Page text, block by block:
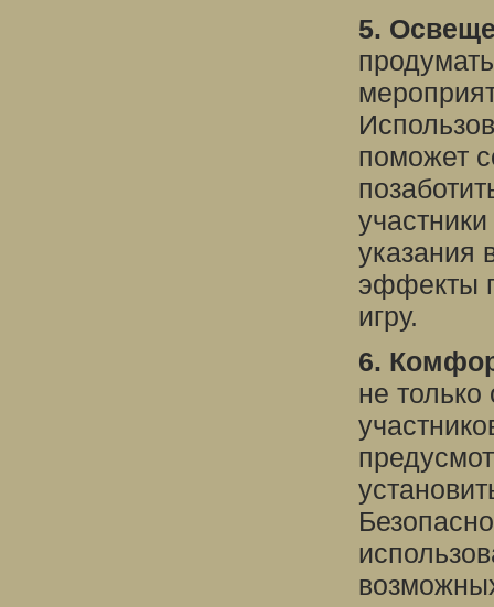
5.
поможет
указания
эффекты
игру.
6.
не